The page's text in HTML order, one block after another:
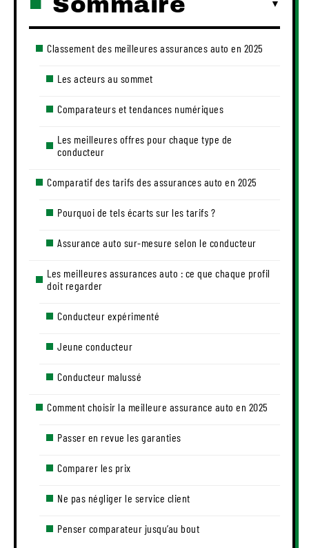
Classement des meilleures assurances auto en 2025
Les acteurs au sommet
Comparateurs et tendances numériques
Les meilleures offres pour chaque type de
conducteur
Comparatif des tarifs des assurances auto en 2025
Pourquoi de tels écarts sur les tarifs ?
Assurance auto sur-mesure selon le conducteur
Les meilleures assurances auto : ce que chaque profil
doit regarder
Conducteur expérimenté
Jeune conducteur
Conducteur malussé
Comment choisir la meilleure assurance auto en 2025
Passer en revue les garanties
Comparer les prix
Ne pas négliger le service client
Penser comparateur jusqu’au bout